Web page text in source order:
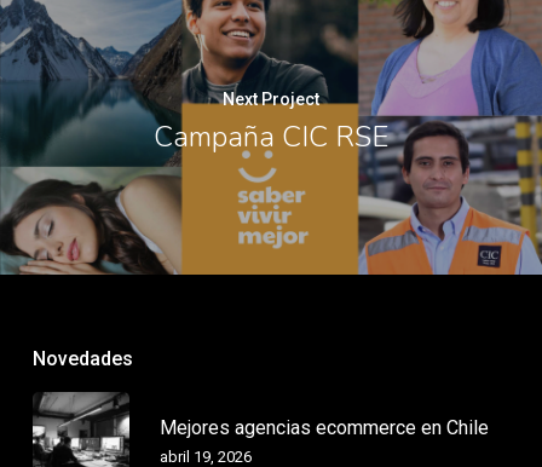
Next Project
Campaña CIC RSE
Novedades
Mejores agencias ecommerce en Chile
abril 19, 2026